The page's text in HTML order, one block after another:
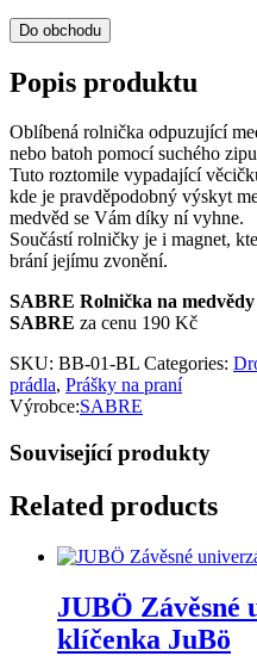
Do obchodu
Popis produktu
Oblíbená rolnička odpuzující
nebo batoh pomocí suchého
Tuto roztomile vypadající
kde je pravděpodobný výskyt
medvěd se Vám díky ní vyhne.
Součástí rolničky je i magnet,
brání jejímu zvonění.
SABRE Rolnička na
SABRE za cenu 190 Kč
SKU: BB-01-BL Categories:
prádla, Prášky na praní
Výrobce:SABRE
Související produkty
Related products
JUBÖ Závěsné
klíčenka JuBö